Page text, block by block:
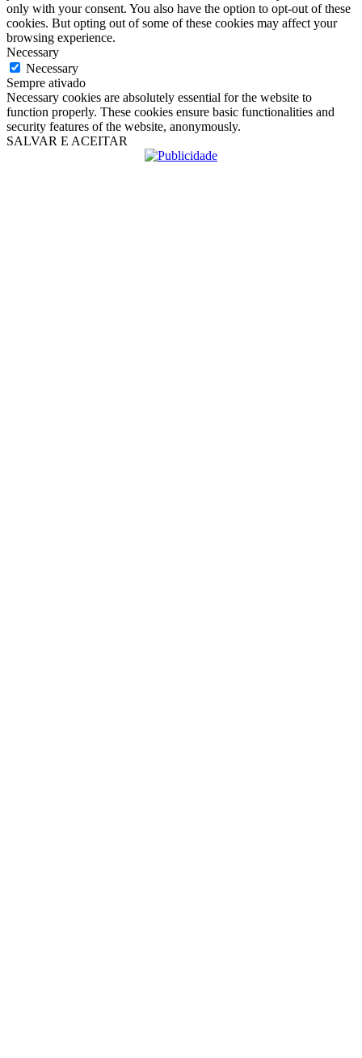
only with your consent. You also have the option to opt-out of these
cookies. But opting out of some of these cookies may affect your
browsing experience.
Necessary
Necessary
Sempre ativado
Necessary cookies are absolutely essential for the website to
function properly. These cookies ensure basic functionalities and
security features of the website, anonymously.
SALVAR E ACEITAR